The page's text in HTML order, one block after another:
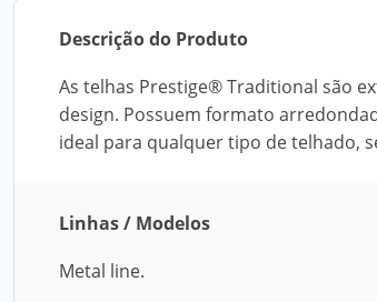
Descrição do Produto
As telhas Prestige® Traditional são
design. Possuem formato
ideal para qualquer tipo de telhado,
Linhas / Modelos
Metal line.